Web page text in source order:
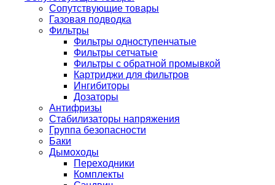
Сопутствующие товары
Газовая подводка
Фильтры
Фильтры одноступенчатые
Фильтры сетчатые
Фильтры с обратной промывкой
Картриджи для фильтров
Ингибиторы
Дозаторы
Антифризы
Стабилизаторы напряжения
Группа безопасности
Баки
Дымоходы
Переходники
Комплекты